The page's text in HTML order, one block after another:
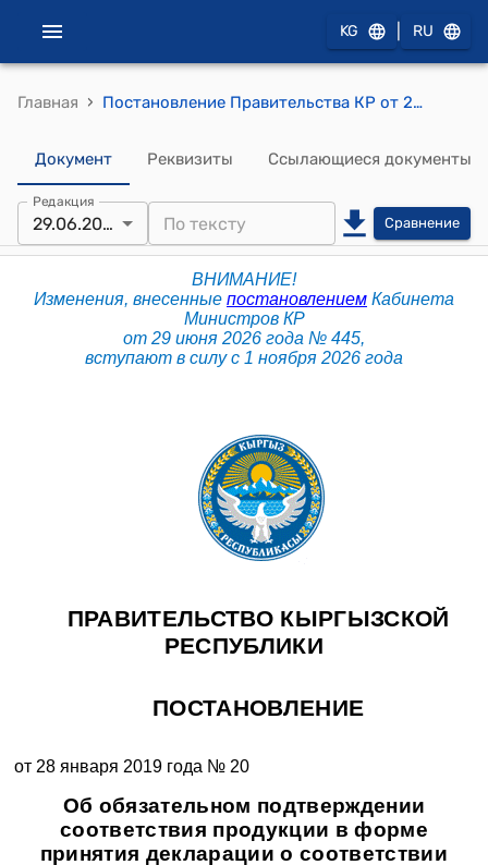
KG RU
Главная › Постановление Правительства КР от 28 января 2019 года № 20 "Об обязательном подтверждении соответствия продукции в форме принятия декларации о соответствии"
Документ Реквизиты Ссылающиеся документы
Редакция
29.06.2026 Сравнение